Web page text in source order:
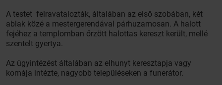
A testet felravatalozták, általában az első szobában, két
ablak közé a mestergerendával párhuzamosan. A halott
fejéhez a templomban őrzött halottas kereszt került, mellé
szentelt gyertya.
Az ügyintézést általában az elhunyt keresztapja vagy
komája intézte, nagyobb településeken a funerátor.